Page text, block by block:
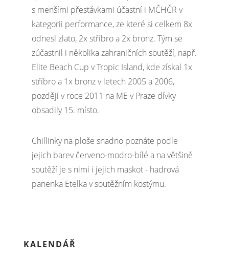
s menšími přestávkami účastní i MČHČR v
kategorii performance, ze které si celkem 8x
odnesl zlato, 2x stříbro a 2x bronz. Tým se
zúčastnil i několika zahraničních soutěží, např.
Elite Beach Cup v Tropic Island, kde získal 1x
stříbro a 1x bronz v letech 2005 a 2006,
později v roce 2011 na ME v Praze dívky
obsadily 15. místo.
Chillinky na ploše snadno poznáte podle
jejich barev červeno-modro-bílé a na většině
soutěží je s nimi i jejich maskot - hadrová
panenka Etelka v soutěžním kostýmu.
KALENDÁŘ